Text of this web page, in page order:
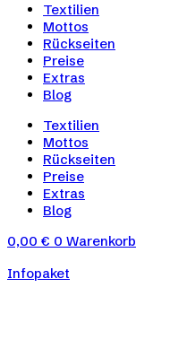
Textilien
Mottos
Rückseiten
Preise
Extras
Blog
Textilien
Mottos
Rückseiten
Preise
Extras
Blog
0,00 € 0 Warenkorb
Infopaket